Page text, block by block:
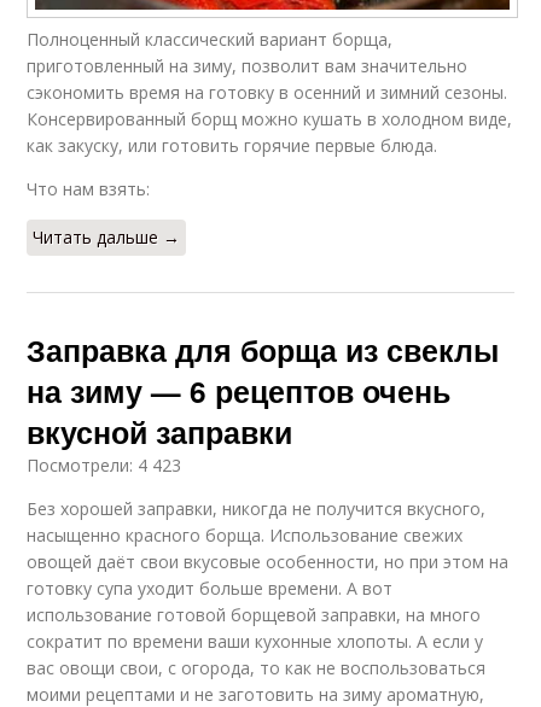
Полноценный классический вариант борща,
приготовленный на зиму, позволит вам значительно
сэкономить время на готовку в осенний и зимний сезоны.
Консервированный борщ можно кушать в холодном виде,
как закуску, или готовить горячие первые блюда.
Что нам взять:
Читать дальше →
Заправка для борща из свеклы
на зиму — 6 рецептов очень
вкусной заправки
Посмотрели: 4 423
Без хорошей заправки, никогда не получится вкусного,
насыщенно красного борща. Использование свежих
овощей даёт свои вкусовые особенности, но при этом на
готовку супа уходит больше времени. А вот
использование готовой борщевой заправки, на много
сократит по времени ваши кухонные хлопоты. А если у
вас овощи свои, с огорода, то как не воспользоваться
моими рецептами и не заготовить на зиму ароматную,